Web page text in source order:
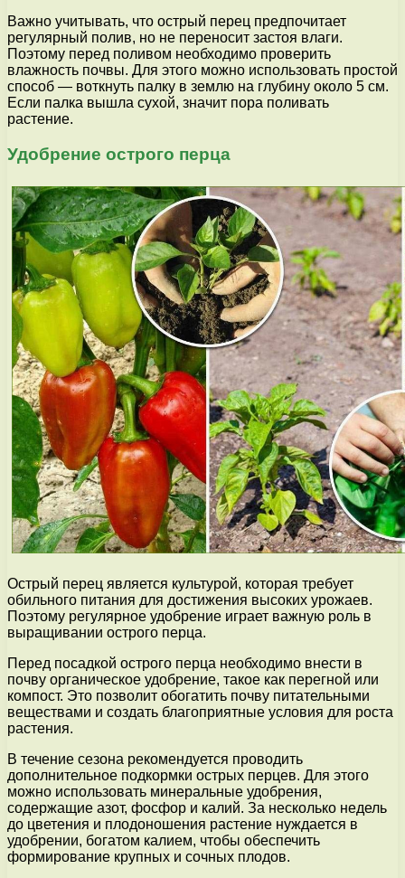
Важно учитывать, что острый перец предпочитает
регулярный полив, но не переносит застоя влаги.
Поэтому перед поливом необходимо проверить
влажность почвы. Для этого можно использовать простой
способ — воткнуть палку в землю на глубину около 5 см.
Если палка вышла сухой, значит пора поливать
растение.
Удобрение острого перца
Острый перец является культурой, которая требует
обильного питания для достижения высоких урожаев.
Поэтому регулярное удобрение играет важную роль в
выращивании острого перца.
Перед посадкой острого перца необходимо внести в
почву органическое удобрение, такое как перегной или
компост. Это позволит обогатить почву питательными
веществами и создать благоприятные условия для роста
растения.
В течение сезона рекомендуется проводить
дополнительное подкормки острых перцев. Для этого
можно использовать минеральные удобрения,
содержащие азот, фосфор и калий. За несколько недель
до цветения и плодоношения растение нуждается в
удобрении, богатом калием, чтобы обеспечить
формирование крупных и сочных плодов.